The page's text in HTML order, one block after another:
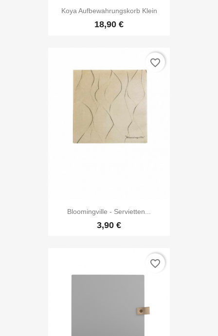
Koya Aufbewahrungskorb Klein
18,90 €
Bloomingville - Servietten...
3,90 €
favorite_border
favorite_border